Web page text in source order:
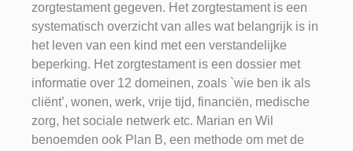
zorgtestament gegeven. Het zorgtestament is een
systematisch overzicht van alles wat belangrijk is in
het leven van een kind met een verstandelijke
beperking. Het zorgtestament is een dossier met
informatie over 12 domeinen, zoals `wie ben ik als
cliënt’, wonen, werk, vrije tijd, financiën, medische
zorg, het sociale netwerk etc. Marian en Wil
benoemden ook Plan B, een methode om met de